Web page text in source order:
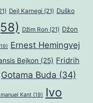
Dejl Karnegi (21) Duško
Džim Ron (21) Džon
Ernest Hemingvej
Bejkon (25) Fridrih
Gotama Buda (34)
Imanuel Kant (19)
Ivo